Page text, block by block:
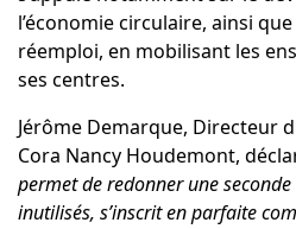
l’économie circulaire, ainsi
réemploi, en mobilisant les
ses centres.
Jérôme Demarque, Directeur
Cora Nancy Houdemont,
permet de redonner une
inutilisés, s’inscrit en parfaite